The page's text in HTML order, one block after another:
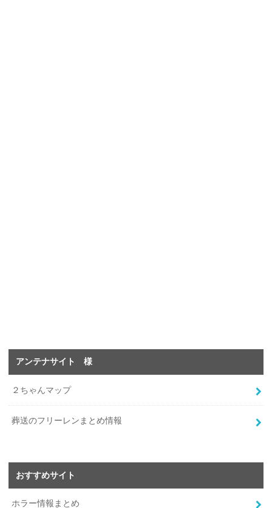
アンテナサイト 様
２ちゃんマップ
葬送のフリーレンまとめ情報
おすすめサイト
ホラー情報まとめ